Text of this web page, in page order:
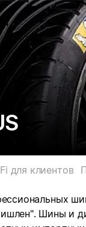
для клиентов
Шины и